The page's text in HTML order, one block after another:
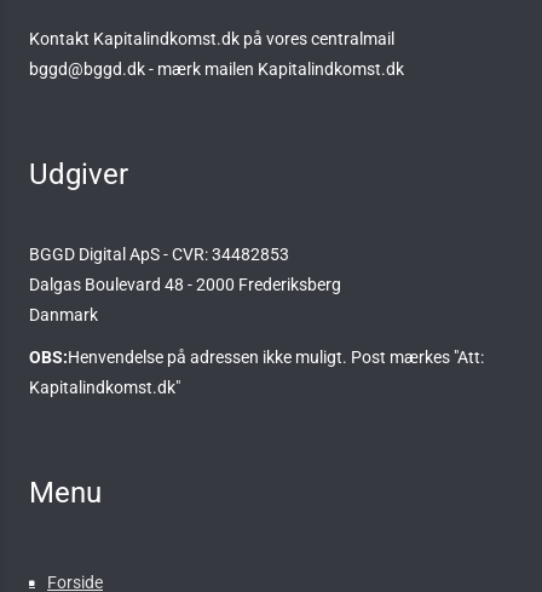
Kontakt Kapitalindkomst.dk på vores centralmail
bggd@bggd.dk- mærk mailen Kapitalindkomst.dk
Udgiver
BGGD Digital ApS - CVR: 34482853
Dalgas Boulevard 48 - 2000 Frederiksberg
Danmark
OBS:Henvendelse på adressen ikke muligt. Post mærkes "Att:
Kapitalindkomst.dk"
Menu
Forside